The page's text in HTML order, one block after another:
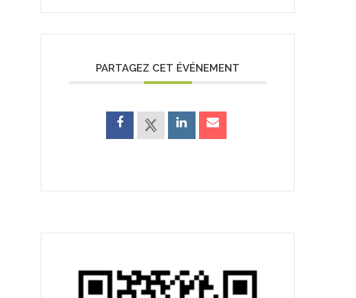
PARTAGEZ CET ÉVÉNEMENT